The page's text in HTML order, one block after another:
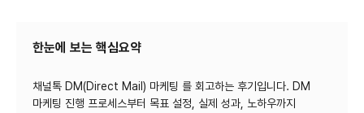
한눈에 보는 핵심요약
채널톡 DM(Direct Mail) 마케팅 를 회고하는 후기입니다. DM
마케팅 진행 프로세스부터 목표 설정, 실제 성과, 노하우까지